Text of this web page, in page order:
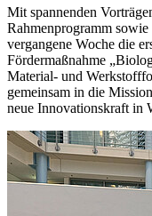
Mit spannenden
Rahmenprogramm
vergangene Woche die
Fördermaßnahme
Material- und
gemeinsam in die
neue Innovationskraft in